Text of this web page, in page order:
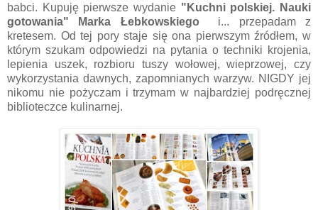
babci. Kupuję pierwsze wydanie "Kuchni polskiej. Nauki
gotowania" Marka Łebkowskiego i... przepadam z
kretesem. Od tej pory staje się ona pierwszym źródłem, w
którym szukam odpowiedzi na pytania o techniki krojenia,
lepienia uszek, rozbioru tuszy wołowej, wieprzowej, czy
wykorzystania dawnych, zapomnianych warzyw. NIGDY jej
nikomu nie pożyczam i trzymam w najbardziej podręcznej
biblioteczce kulinarnej.